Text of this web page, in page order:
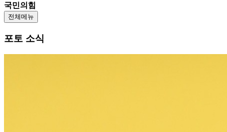
국민의힘
전체메뉴
포토 소식